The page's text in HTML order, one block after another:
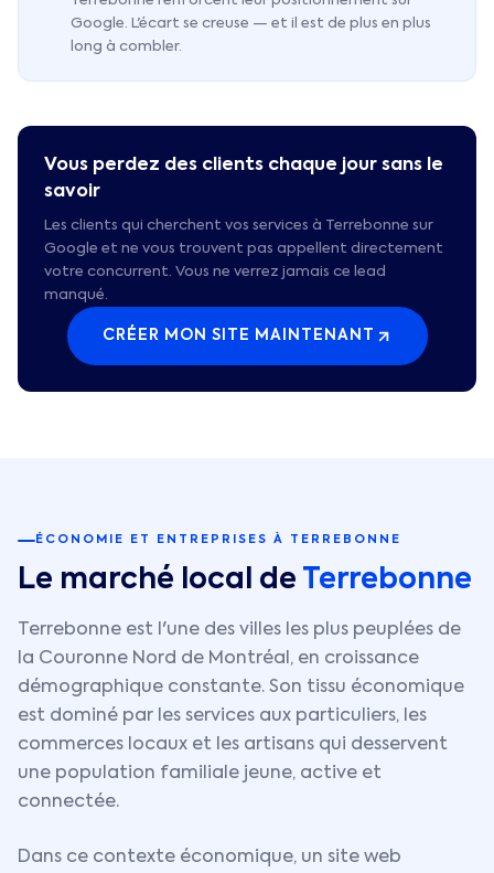
Google. L'écart se creuse — et il est de plus en plus
long à combler.
Vous perdez des clients chaque jour sans le
savoir
Les clients qui cherchent vos services à Terrebonne sur
Google et ne vous trouvent pas appellent directement
votre concurrent. Vous ne verrez jamais ce lead
manqué.
CRÉER MON SITE MAINTENANT
ÉCONOMIE ET ENTREPRISES À TERREBONNE
Le marché local de Terrebonne
Terrebonne est l'une des villes les plus peuplées de
la Couronne Nord de Montréal, en croissance
démographique constante. Son tissu économique
est dominé par les services aux particuliers, les
commerces locaux et les artisans qui desservent
une population familiale jeune, active et
connectée.
Dans ce contexte économique, un site web